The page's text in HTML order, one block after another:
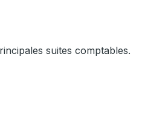
suites comptables.